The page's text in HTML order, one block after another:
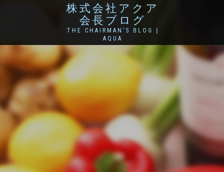
株式会社アクア
会長ブログ
THE CHAIRMAN’S BLOG |
AQUA